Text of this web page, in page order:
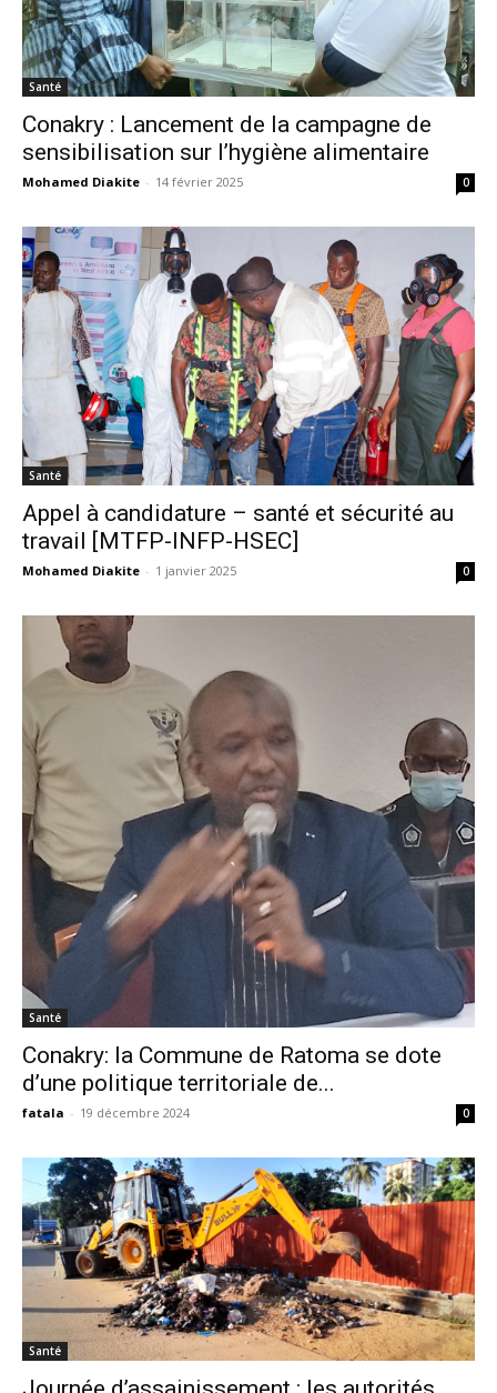
Santé
Conakry : Lancement de la campagne de
sensibilisation sur l’hygiène alimentaire
Mohamed Diakite - 14 février 2025 0
Santé
Appel à candidature – santé et sécurité au
travail [MTFP-INFP-HSEC]
Mohamed Diakite - 1 janvier 2025 0
Santé
Conakry: la Commune de Ratoma se dote
d’une politique territoriale de...
fatala - 19 décembre 2024 0
Santé